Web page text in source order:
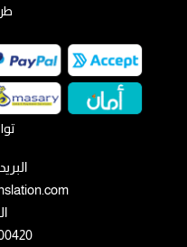
(2+)